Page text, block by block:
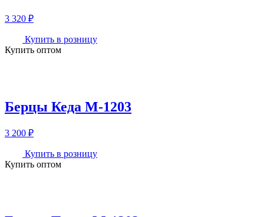
3 320 ₽
Купить в розницу
Купить оптом
Берцы Кеда М-1203
3 200 ₽
Купить в розницу
Купить оптом